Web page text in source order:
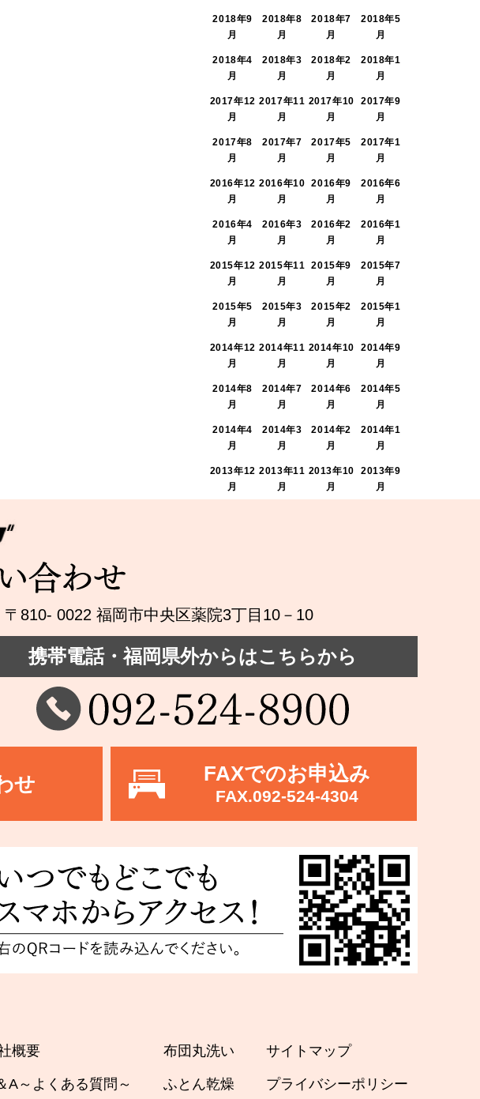
2018年9
月
2018年8
月
2018年7
月
2018年5
月
2018年4
月
2018年3
月
2018年2
月
2018年1
月
2017年12
月
2017年11
月
2017年10
月
2017年9
月
2017年8
月
2017年7
月
2017年5
月
2017年1
月
2016年12
月
2016年10
月
2016年9
月
2016年6
月
2016年4
月
2016年3
月
2016年2
月
2016年1
月
2015年12
月
2015年11
月
2015年9
月
2015年7
月
2015年5
月
2015年3
月
2015年2
月
2015年1
月
2014年12
月
2014年11
月
2014年10
月
2014年9
月
2014年8
月
2014年7
月
2014年6
月
2014年5
月
2014年4
月
2014年3
月
2014年2
月
2014年1
月
2013年12
月
2013年11
月
2013年10
月
2013年9
月
〒810- 0022 福岡市中央区薬院3丁目10－10
携帯電話・福岡県外からはこちらから
せ FAXでのお申込み
FAX.092-524-4304
概要
A～よくある質問～
布団丸洗い
ふとん乾燥
サイトマップ
プライバシーポリシー